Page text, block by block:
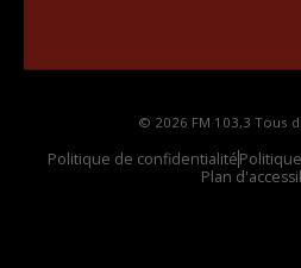
© 2026 FM 103,3 Tous
Politique de confidentialité
Plan